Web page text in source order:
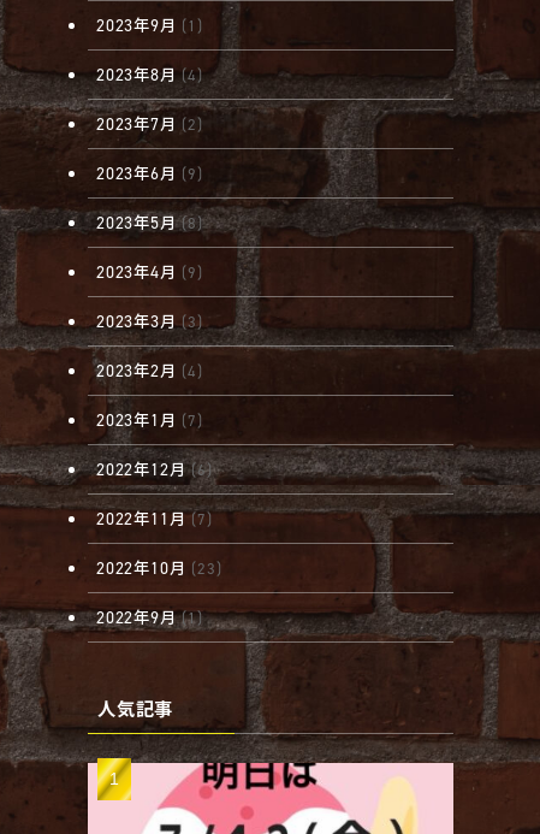
2023年9月 (1)
2023年8月 (4)
2023年7月 (2)
2023年6月 (9)
2023年5月(8)
2023年4月 (9)
2023年3月(3)
2023年2月 (4)
2023年1月 (7)
2022年12月(6)
2022年11月(7)
2022年10月 (23)
2022年9月(1)
人気記事